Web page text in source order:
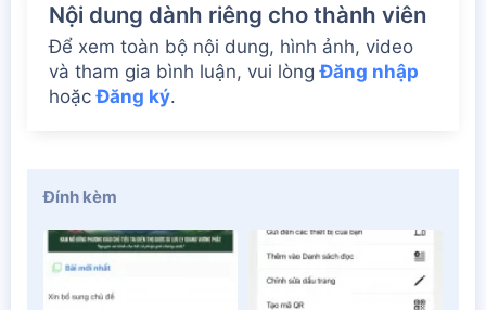
Nội dung dành riêng cho thành viên
Để xem toàn bộ nội dung, hình ảnh, video
và tham gia bình luận, vui lòngĐăng nhập
hoặcĐăng ký.
Đính kèm